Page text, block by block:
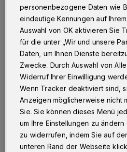
04.05.2020 , 17:19 Uhr 2 Minuten
H err Mucke
Bebauung auf der
nicht gelogen, aber
wahr: Einen Steinwurf
personenbezogene Daten wie
eindeutige Kennungen auf
Auswahl von OK aktivieren Sie
für die unter „Wir und unsere
Daten, um Ihnen Dienste
Zwecke. Durch Auswahl von
Widerruf Ihrer Einwilligung
Wenn Tracker deaktiviert sind,
Anzeigen möglicherweise nicht
Sie. Sie können dieses Menü
um Ihre Einstellungen zu
zu widerrufen, indem Sie auf
unteren Rand der Webseite